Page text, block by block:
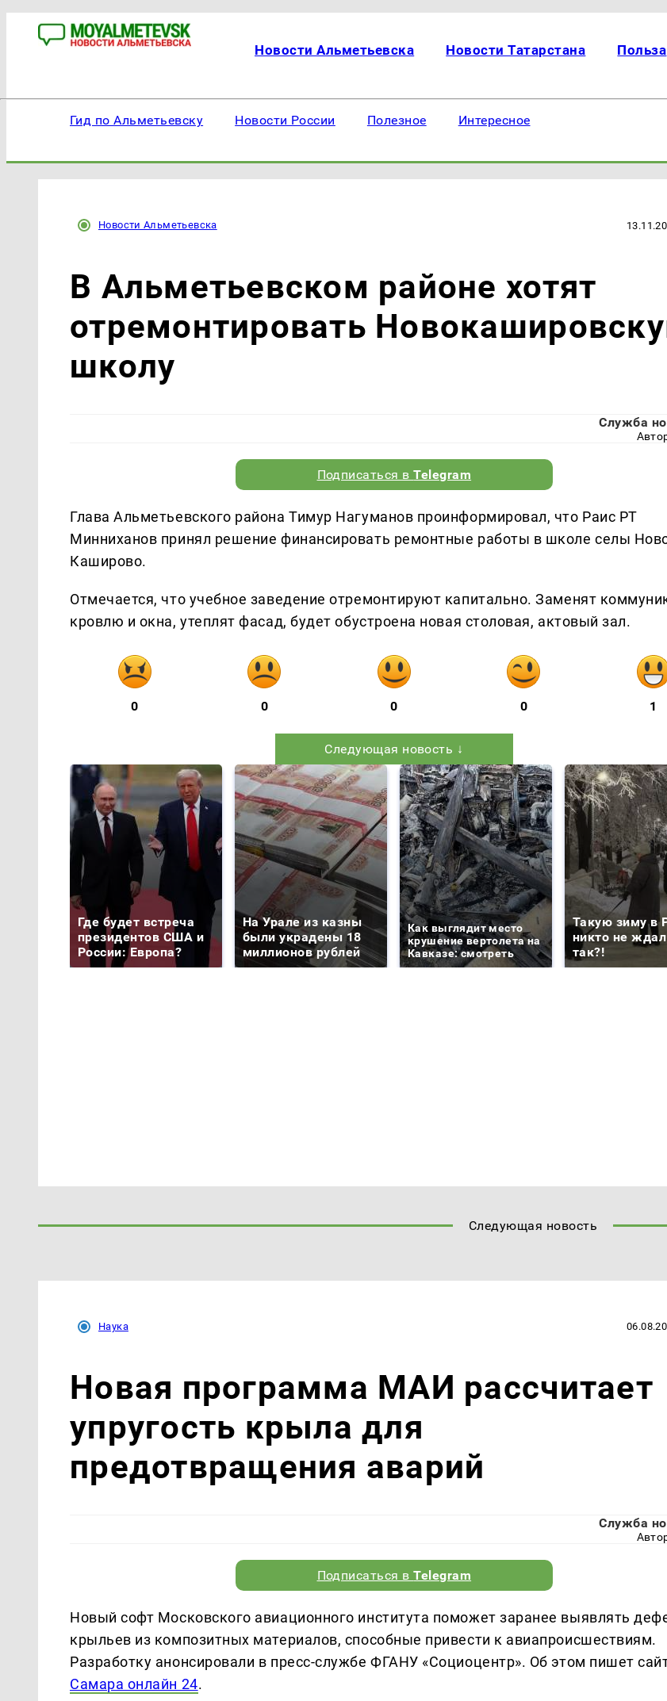
Новости Альметьевска Новости Татарстана Польза
Гид по Альметьевску Новости России Полезное Интересное
Новости Альметьевска
В Альметьевском районе хотят
отремонтировать
школу
Служба
Подписаться вTelegram
Глава Альметьевского района Тимур Нагуманов проинформировал, что Раис РТ
Минниханов принял решение финансировать ремонтные работы в школе селы
Каширово.
Отмечается, что учебное заведение отремонтируют капитально. Заменят
кровлю и окна, утеплят фасад, будет обустроена новая столовая, актовый зал.
0 0 0 0 1
Следующая новость ↓
Где будет встреча
президентов США и
России: Европа?
На Урале из казны
были украдены 18
миллионов рублей
Как выглядит место
крушение вертолета на
Кавказе: смотреть
Такую зиму в
никто не
так?!
Следующая новость
Наука
Новая программа МАИ рассчитает
упругость крыла для
предотвращения аварий
Служба
Подписаться вTelegram
Новый софт Московского авиационного института поможет заранее выявлять
крыльев из композитных материалов, способные привести к авиапроисшествиям.
Разработку анонсировали в пресс-службе ФГАНУ «Социоцентр». Об этом пишет
Самара онлайн 24.